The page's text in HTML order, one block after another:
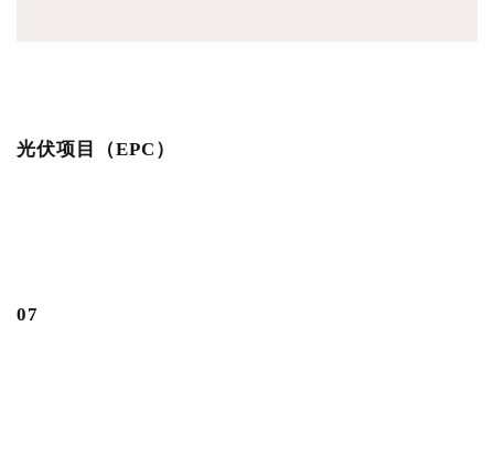
光伏项目（EPC）
07